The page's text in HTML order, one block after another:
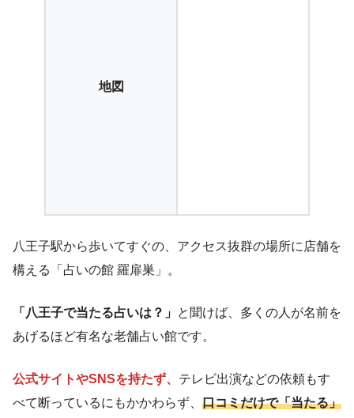
地図
八王子駅から歩いてすぐの、アクセス抜群の場所に店舗を
構える「占いの館 羅扉巣」。
「八王子で当たる占いは？」 と聞けば、多くの人が名前を
あげるほど有名な老舗占い館です。
公式サイトやSNSを持たず、 テレビ出演などの依頼もす
べて断っているにもかかわらず、 口コミだけで「当たる」